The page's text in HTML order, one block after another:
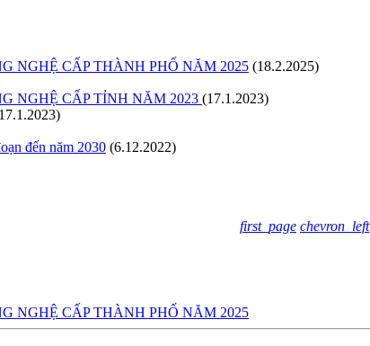
NGHỆ CẤP THÀNH PHỐ NĂM 2025 (18.2.2025)
NGHỆ CẤP TỈNH NĂM 2023 (17.1.2023)
đến năm 2030 (6.12.2022)
first_page chevron_left
NGHỆ CẤP THÀNH PHỐ NĂM 2025